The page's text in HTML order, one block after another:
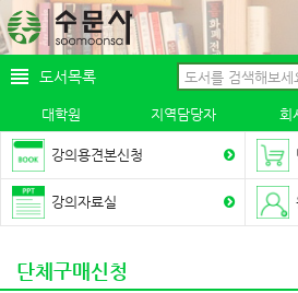
도서목록
대학원 지역담당자 회
강의용견본신청
강의자료실
단체구매신청